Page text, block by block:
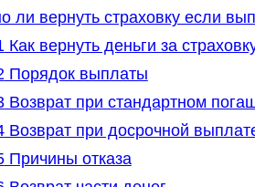
ли вернуть страховку если
Как вернуть деньги за
Порядок выплаты
Возврат при стандартном
Возврат при досрочной
Причины отказа